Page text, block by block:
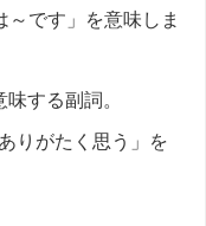
～です」を意味しま
する副詞。
りがたく思う」を